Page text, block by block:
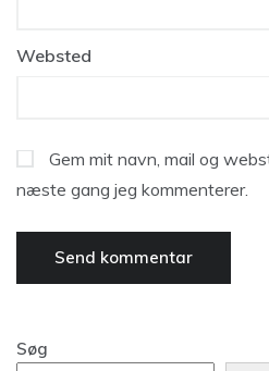
Websted
Gem mit navn, mail og
næste gang jeg kommenterer.
Søg